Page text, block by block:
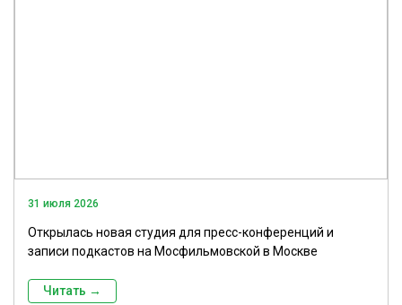
31 июля 2026
Открылась новая студия для пресс-конференций и
записи подкастов на Мосфильмовской в Москве
Читать →